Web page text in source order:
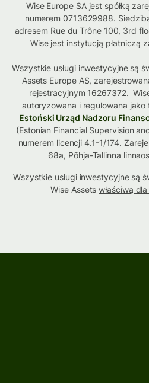
Wise Europe SA jest spółką
numerem 0713629988.
adresem Rue du Trône 100, 3rd
Wise jest instytucją płatniczą
Wszystkie usługi inwestycyjne są
Assets Europe AS,
rejestracyjnym 16267372.
autoryzowana i regulowana
Estoński Urząd Nadzoru
(Estonian Financial Supervision
numerem licencji 4.1-1/174.
68a, Põhja-Tallinna
Wszystkie usługi inwestycyjne są
Wise Assetswłaściwą